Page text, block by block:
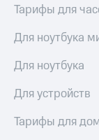
Тарифы для
Для ноутбука
Для ноутбука
Для устройств
Тарифы для